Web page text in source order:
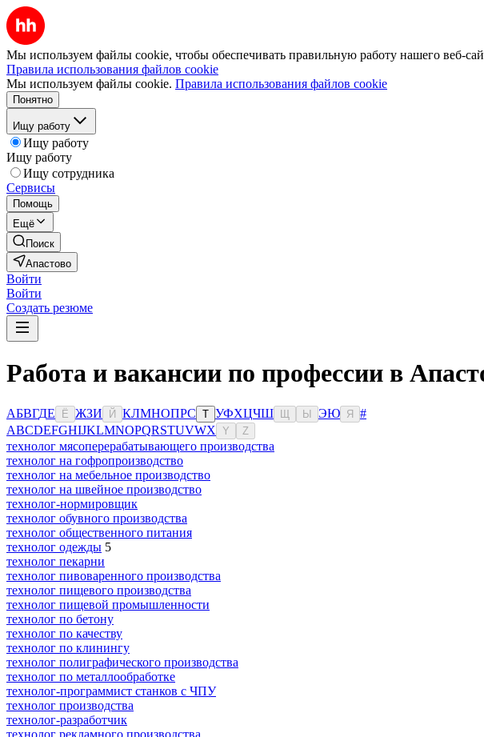
Мы используем файлы cookie, чтобы обеспечивать правильную работу нашего веб-
Правила использования файлов cookie
Мы используем файлы cookie. Правила использования файлов cookie
Понятно
Ищу работу
Ищу работу
Ищу работу
Ищу сотрудника
Сервисы
Помощь
Ещё
Поиск
Апастово
Войти
Войти
Создать резюме
Работа и вакансии по профессии в
АБВГДЕ Ё ЖЗИ Й КЛМНОПРС Т УФХЦЧШ Ы ЭЮ Я
#
ABCDEFGHIJKLMNOPQRSTUVWX Y Z
технолог мясоперерабатывающего производства
технолог на гофропроизводство
технолог на мебельное производство
технолог на швейное производство
технолог-нормировщик
технолог обувного производства
технолог общественного питания
технолог одежды 5
технолог пекарни
технолог пивоваренного производства
технолог пищевого производства
технолог пищевой промышленности
технолог по бетону
технолог по качеству
технолог по клинингу
технолог полиграфического производства
технолог по металлообработке
технолог-программист станков с ЧПУ
технолог производства
технолог-разработчик
технолог рекламного производства